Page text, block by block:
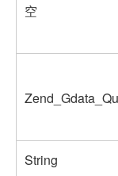
空
String